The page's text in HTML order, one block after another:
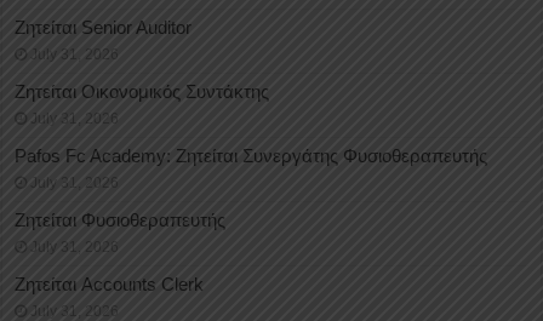
Ζητείται Senior Auditor
July 31, 2026
Ζητείται Οικονομικός Συντάκτης
July 31, 2026
Pafos Fc Academy: Ζητείται Συνεργάτης Φυσιοθεραπευτής
July 31, 2026
Ζητείται Φυσιοθεραπευτής
July 31, 2026
Ζητείται Accounts Clerk
July 31, 2026